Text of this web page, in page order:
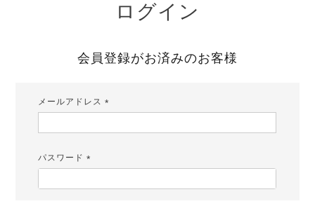
ログイン
会員登録がお済みのお客様
メールアドレス
パスワード